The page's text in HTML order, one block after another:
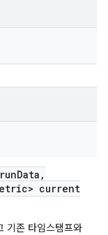
runData ,
current
기존 타임스탬프와